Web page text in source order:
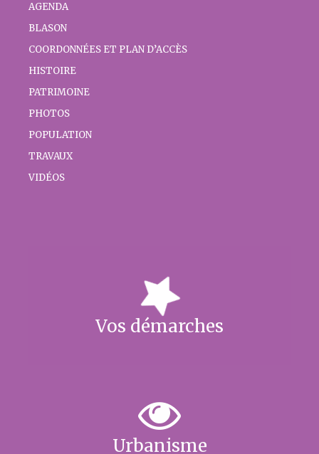
AGENDA
BLASON
COORDONNÉES ET PLAN D’ACCÈS
HISTOIRE
PATRIMOINE
PHOTOS
POPULATION
TRAVAUX
VIDÉOS
Vos démarches
Urbanisme